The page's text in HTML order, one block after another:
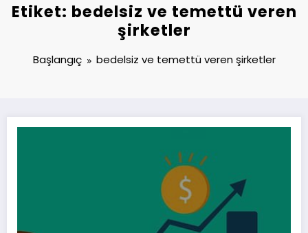
Etiket: bedelsiz ve temettü veren
şirketler
Başlangıç bedelsiz ve temettü veren şirketler